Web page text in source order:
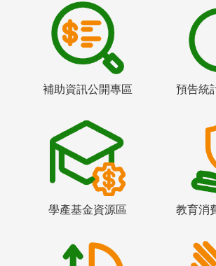
補助資訊公開專區
預告統
學產基金資源區 教育消